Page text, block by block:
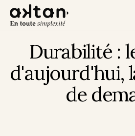
Formation
Agence
Durabilité :
d'aujourd'hui,
de